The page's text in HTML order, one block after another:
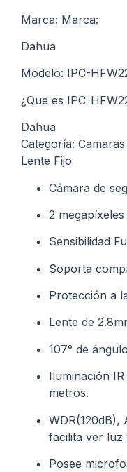
Marca: Marca:
Dahua
Modelo: IPC-
¿Que es IPC-
Dahua
Categoría:
Lente Fijo
Cámara de
2
Sensibilidad
Soporta
Protección a
Lente de
107° de
Iluminación
metros.
WDR(120dB),
facilita ver luz
Posee